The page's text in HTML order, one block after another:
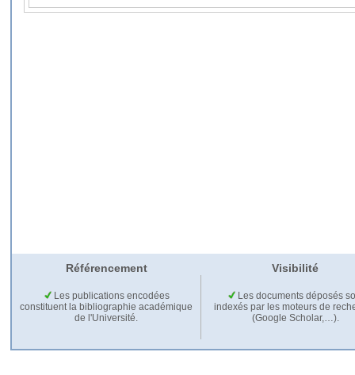
Référencement Visibilité
Les publications encodées
constituent la bibliographie académique
de l'Université.
Les documents déposés
indexés par les moteurs de
(Google Scholar,…).